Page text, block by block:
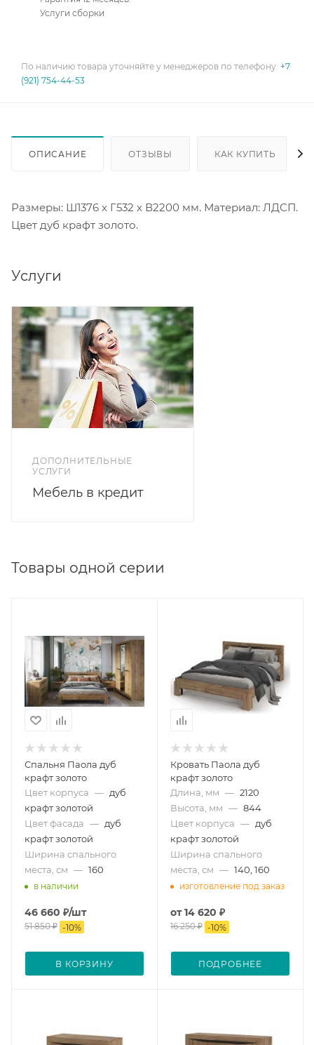
Услуги сборки
По наличию товара уточняйте у менеджеров по телефону: +7
(921) 754-44-53
ОПИСАНИЕ ОТЗЫВЫ КАК КУПИТЬ
Размеры: Ш1376 х Г532 х В2200 мм. Материал: ЛДСП.
Цвет дуб крафт золото.
Услуги
ДОПОЛНИТЕЛЬНЫЕ
УСЛУГИ
Мебель в кредит
Товары одной серии
Спальня Паола дуб
крафт золото
Цвет корпуса — дуб
крафт золотой
Цвет фасада — дуб
крафт золотой
Ширина спального
места, см — 160
в наличии
46 660 ₽/шт
51 850₽ -10%
В КОРЗИНУ
Кровать Паола дуб
крафт золото
Длина, мм — 2120
Высота, мм — 844
Цвет корпуса — дуб
крафт золотой
Ширина спального
места, см — 140, 160
изготовление под заказ
от14 620 ₽
16 250 ₽ -10%
ПОДРОБНЕЕ